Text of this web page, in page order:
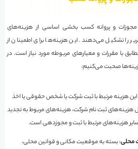
مجوزات و پروانه کسب بخشی اساسی از هزینه‌های
را تشکیل می‌دهند. این هزینه‌ها برای اطمینان از
با مقررات و معیارهای مربوطه مورد نیاز است. در
صحبت می‌کنیم:
هزینه مرتبط با ثبت شرکت یا شخص حقوقی یا اخذ
هزینه‌های ثبت نام شرکت، هزینه‌های مربوط به تجدید
هزینه‌های مرتبط با ثبت و مجوزدهی است.
محلی: بسته به موقعیت مکانی و قوانین محلی،